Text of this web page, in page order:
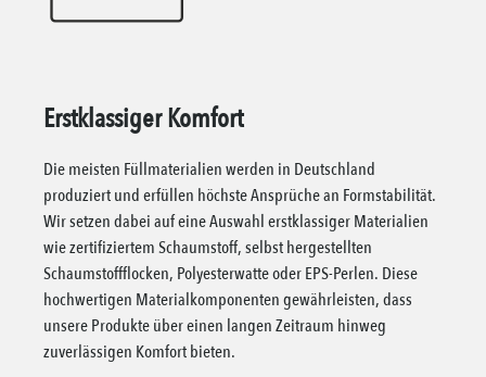
Erstklassiger Komfort
Die meisten Füllmaterialien werden in Deutschland
produziert und erfüllen höchste Ansprüche an Formstabilität.
Wir setzen dabei auf eine Auswahl erstklassiger Materialien
wie zertifiziertem Schaumstoff, selbst hergestellten
Schaumstoffflocken, Polyesterwatte oder EPS-Perlen. Diese
hochwertigen Materialkomponenten gewährleisten, dass
unsere Produkte über einen langen Zeitraum hinweg
zuverlässigen Komfort bieten.